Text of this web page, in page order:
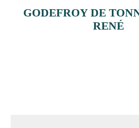
GODEFROY DE
RENÉ